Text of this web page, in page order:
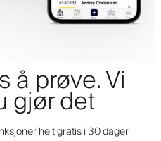
å prøve. Vi
gjør det
helt gratis i 30 dager.